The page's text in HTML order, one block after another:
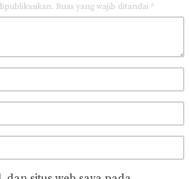
Ruas yang wajib ditandai *